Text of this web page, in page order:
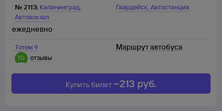
№ 211Э, Калининград,
Автовокзал
Гвардейск,Автостанция
Тотем 9
10
отзывы
ежедневно
Маршрут автобуса
Купить билет ~213 руб.